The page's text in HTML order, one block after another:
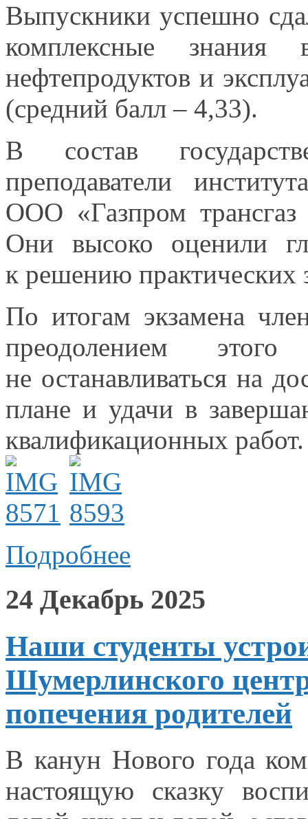
Выпускники успешно
комплексные знания
нефтепродуктов и
(средний балл – 4,33).
В состав
преподаватели
ООО «Газпром
Они высоко оценили
к решению практических
По итогам экзамена
преодолением
не останавливаться на
планеи удачи в
квалификационных работ.
Подробнее
24 Декабрь 2025
Наши студенты
Шумерлинского
попечения родителей
В канун Нового года
настоящую сказку